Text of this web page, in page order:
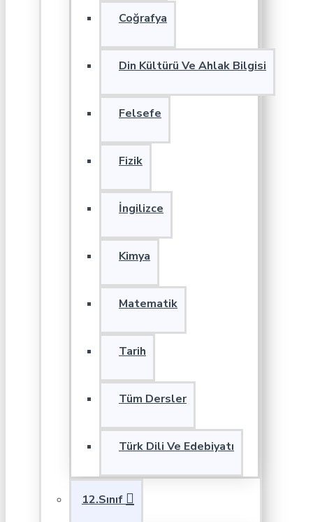
Coğrafya
Din Kültürü Ve Ahlak Bilgisi
Felsefe
Fizik
İngilizce
Kimya
Matematik
Tarih
Tüm Dersler
Türk Dili Ve Edebiyatı
12.Sınıf